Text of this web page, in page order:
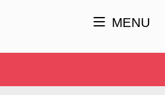
MENU